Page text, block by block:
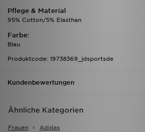
Pflege & Material
95% Cotton/5% Elasthan
Farbe:
Blau
Produktcode: 19738369_jdsportsde
Kundenbewertungen
Ähnliche Kategorien
Frauen Adidas